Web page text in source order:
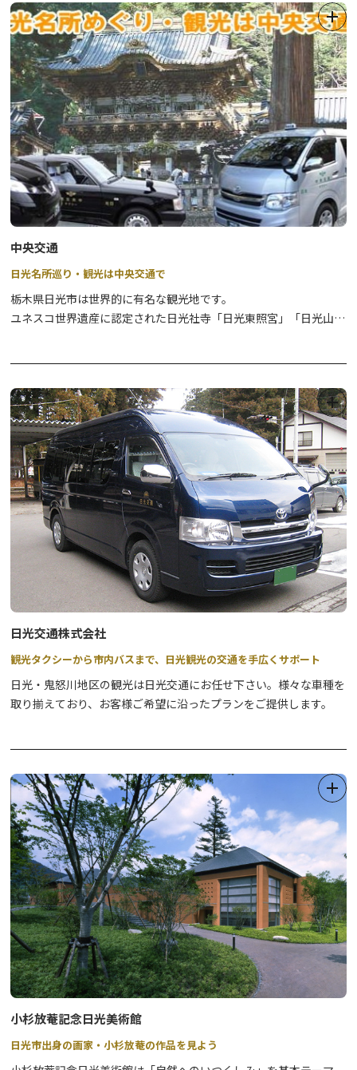
しいスタッフがお出迎えします。
日光観光の起点としても、トヨタレンタカーにぜひお立ち寄りくだ
さい。
ご予約はお電話いただくか、予約ホームページからどうぞ。
☆☆TOYOTA SHAREでもっと便利に！☆☆
東武バスターミナルの他、中禅寺温泉バスターミナル、湯元温泉な
どでカーシェアが可能になりました！
詳細はこちら
中央交通
日光名所巡り・観光は中央交通で
栃木県日光市は世界的に有名な観光地です。
ユネスコ世界遺産に認定された日光社寺「日光東照宮」「日光山輪
「中央交通」では良心的な料金体制で運行しております。
お客様のニーズにあったコースで日光市観光を満喫してください。
また、福祉、通院、飲み会の送迎など、親切・丁寧・安全な「中央
交通」のタクシーをご利用ください。
ベテラン乗務員が安全と満足をお約束し、皆様をお待ちしておりま
す！
日光交通株式会社
観光タクシーから市内バスまで、日光観光の交通を手広くサポート
日光・鬼怒川地区の観光は日光交通にお任せ下さい。様々な車種を
取り揃えており、お客様ご希望に沿ったプランをご提供します。
小杉放菴記念日光美術館
日光市出身の画家・小杉放菴の作品を見よう